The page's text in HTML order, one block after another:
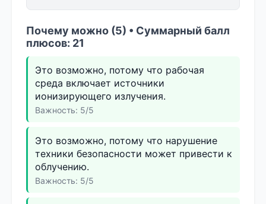
Почему можно (5) • Суммарный балл
плюсов: 21
Это возможно, потому что рабочая
среда включает источники
ионизирующего излучения.
Важность: 5/5
Это возможно, потому что нарушение
техники безопасности может привести к
облучению.
Важность: 5/5